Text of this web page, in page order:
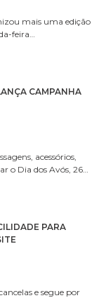
mais uma edição
feira…
CAMPANHA
acessórios,
o Dia dos Avós, 26…
PARA
e segue por